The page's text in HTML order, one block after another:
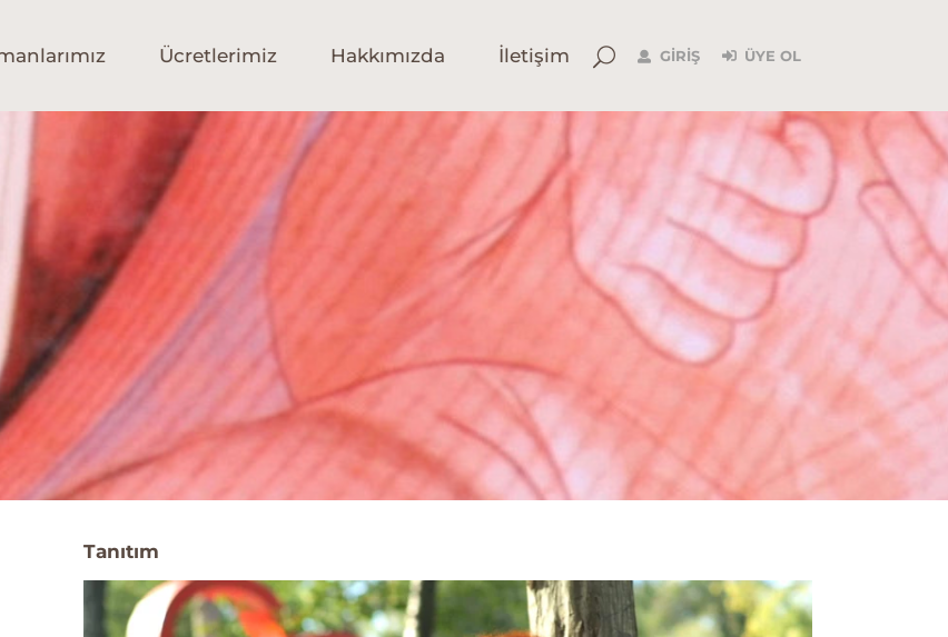
Ücretlerimiz Hakkımızda İletişim GIRIŞ ÜYE OL
Tanıtım